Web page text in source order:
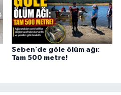
Seben’de göle ölüm ağı:
Tam 500 metre!